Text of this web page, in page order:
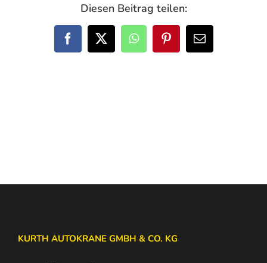
Diesen Beitrag teilen:
Facebook
X WhatsAppPinterest
E-
Mail
KURTH AUTOKRANE GMBH & CO. KG